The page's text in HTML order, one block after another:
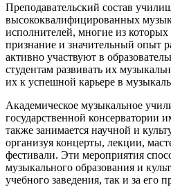
Преподавательский состав
высококвалифицированных
исполнителей, многие из
признание и значительный опыт
активно участвуют в
студентам развивать их
их к успешной карьере в
Академическое музыкальное
государственной консерватории
также занимается научной и
организуя концерты, лекции,
фестивали. Эти мероприятия
музыкального образования и
учебного заведения, так и за его